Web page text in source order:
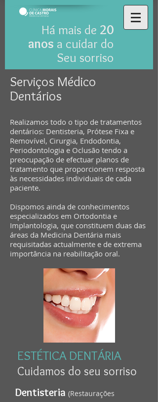
Há mais de 20
anos a cuidar do
Seu sorriso
Serviços Médico
Dentários
Realizamos todo o tipo de tratamentos
dentários: Dentisteria, Prótese Fixa e
Removível, Cirurgia, Endodontia,
Periodontologia e Oclusão tendo a
preocupação de efectuar planos de
tratamento que proporcionem resposta
às necessidades individuais de cada
paciente.
Dispomos ainda de conhecimentos
especializados em Ortodontia e
Implantologia, que constituem duas das
áreas da Medicina Dentária mais
requisitadas actualmente e de extrema
importância na reabilitação oral.
ESTÉTICA DENTÁRIA
Cuidamos do seu sorriso
Dentisteria (Restaurações